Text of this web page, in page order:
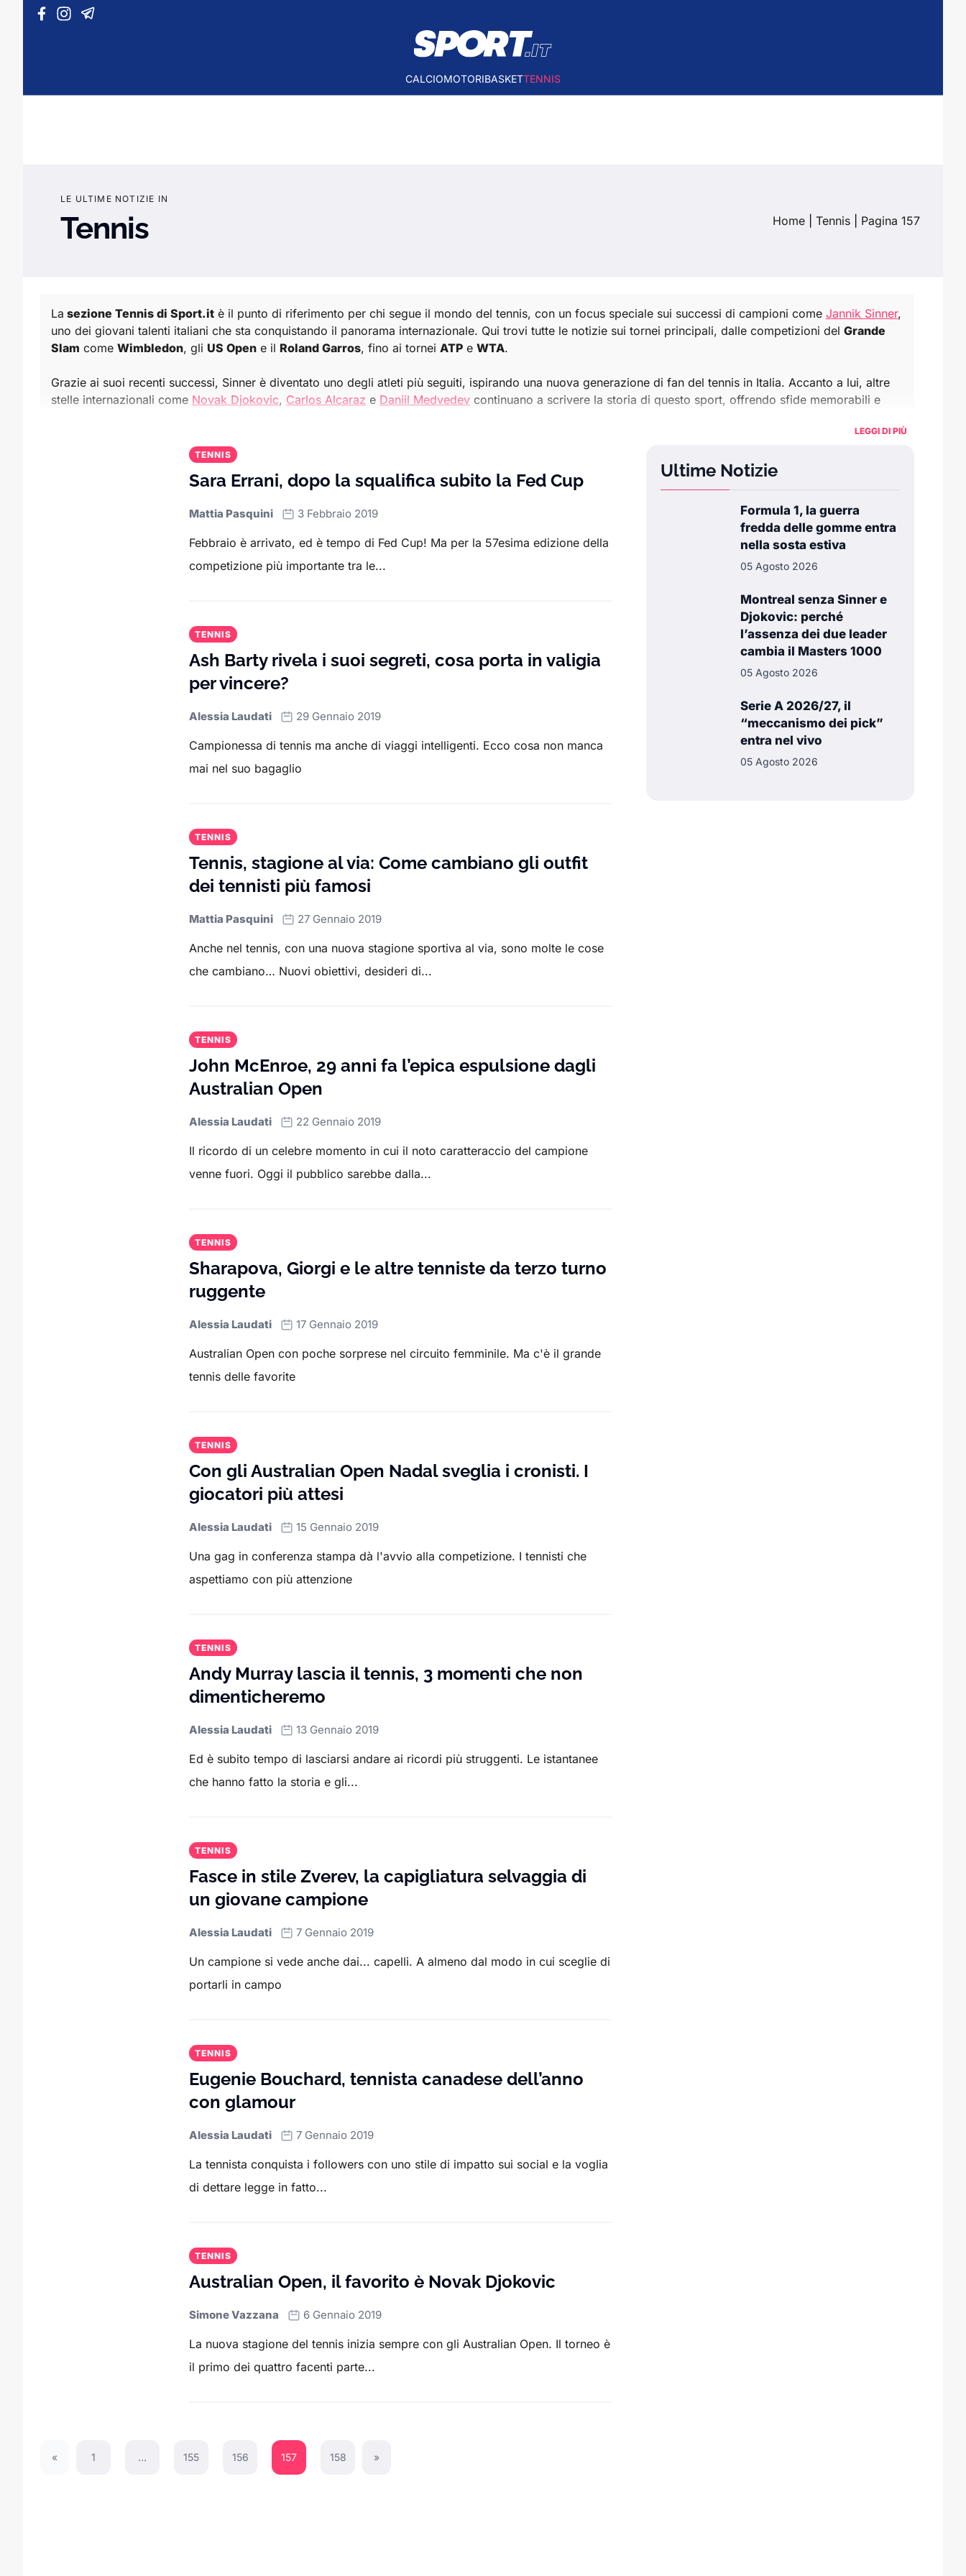
Vai al contenuto
CALCIOMOTORIBASKETTENNIS
LE ULTIME NOTIZIE IN
Tennis Home Tennis Pagina 157
La sezione Tennis di Sport.it è il punto di riferimento per chi segue il mondo del tennis, con un focus speciale sui successi di campioni come Jannik Sinner,
uno dei giovani talenti italiani che sta conquistando il panorama internazionale. Qui trovi tutte le notizie sui tornei principali, dalle competizioni del Grande
Slam come Wimbledon, gli US Open e il Roland Garros, fino ai tornei ATP e WTA.
Grazie ai suoi recenti successi, Sinner è diventato uno degli atleti più seguiti, ispirando una nuova generazione di fan del tennis in Italia. Accanto a lui, altre
stelle internazionali come Novak Djokovic, Carlos Alcaraz e Daniil Medvedev continuano a scrivere la storia di questo sport, offrendo sfide memorabili e
In questa sezione trovi anche tutte le
. Gli appassionati possono seguire ogni fase delle stagioni tennistiche, con articoli approfonditi sui tornei più importanti, i
che infiammano il circuito.
Sport.it offre una copertura completa per chi vuole essere aggiornato sul mondo del tennis, con un occhio particolare ai talenti italiani e alle competizioni
Che tu sia interessato agli ultimi successi di Sinner o alle grandi sfide globali, la sezione Tennis di Sport.it è il posto giusto per restare informato.
LEGGI DI PIÙ
TENNIS
Sara Errani, dopo la squalifica subito la Fed Cup
Mattia Pasquini 3 Febbraio 2019
Febbraio è arrivato, ed è tempo di Fed Cup! Ma per la 57esima edizione della
competizione più importante tra le...
TENNIS
Ash Barty rivela i suoi segreti, cosa porta in valigia
per vincere?
Alessia Laudati 29 Gennaio 2019
Campionessa di tennis ma anche di viaggi intelligenti. Ecco cosa non manca
mai nel suo bagaglio
TENNIS
Tennis, stagione al via: Come cambiano gli outfit
dei tennisti più famosi
Mattia Pasquini 27 Gennaio 2019
Anche nel tennis, con una nuova stagione sportiva al via, sono molte le cose
che cambiano… Nuovi obiettivi, desideri di...
TENNIS
John McEnroe, 29 anni fa l’epica espulsione dagli
Australian Open
Alessia Laudati 22 Gennaio 2019
Il ricordo di un celebre momento in cui il noto caratteraccio del campione
venne fuori. Oggi il pubblico sarebbe dalla...
TENNIS
Sharapova, Giorgi e le altre tenniste da terzo turno
ruggente
Alessia Laudati 17 Gennaio 2019
Australian Open con poche sorprese nel circuito femminile. Ma c'è il grande
tennis delle favorite
TENNIS
Con gli Australian Open Nadal sveglia i cronisti. I
giocatori più attesi
Alessia Laudati 15 Gennaio 2019
Una gag in conferenza stampa dà l'avvio alla competizione. I tennisti che
aspettiamo con più attenzione
TENNIS
Andy Murray lascia il tennis, 3 momenti che non
dimenticheremo
Alessia Laudati 13 Gennaio 2019
Ed è subito tempo di lasciarsi andare ai ricordi più struggenti. Le istantanee
che hanno fatto la storia e gli...
TENNIS
Fasce in stile Zverev, la capigliatura selvaggia di
un giovane campione
Alessia Laudati 7 Gennaio 2019
Un campione si vede anche dai... capelli. A almeno dal modo in cui sceglie di
portarli in campo
TENNIS
Eugenie Bouchard, tennista canadese dell’anno
con glamour
Alessia Laudati 7 Gennaio 2019
La tennista conquista i followers con uno stile di impatto sui social e la voglia
di dettare legge in fatto...
TENNIS
Australian Open, il favorito è Novak Djokovic
Simone Vazzana 6 Gennaio 2019
La nuova stagione del tennis inizia sempre con gli Australian Open. Il torneo è
il primo dei quattro facenti parte...
«
Previous Page
1 … 155 156 157 158 Next Page
»
Ultime Notizie
Formula 1, la guerra
fredda delle gomme entra
nella sosta estiva
05 Agosto 2026
Montreal senza Sinner e
Djokovic: perché
l’assenza dei due leader
cambia il Masters 1000
05 Agosto 2026
Serie A 2026/27, il
“meccanismo dei pick”
entra nel vivo
05 Agosto 2026